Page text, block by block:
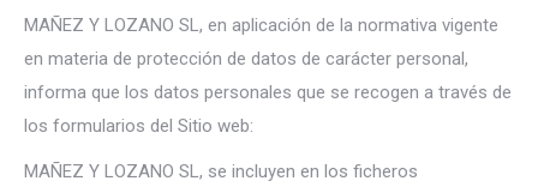
MAÑEZ Y LOZANO SL, en aplicación de la normativa vigente
en materia de protección de datos de carácter personal,
informa que los datos personales que se recogen a través de
los formularios del Sitio web:
MAÑEZ Y LOZANO SL, se incluyen en los ficheros